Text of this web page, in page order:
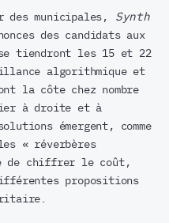
des municipales,
Synth
des candidats aux
tiendront les 15 et 22
algorithmique et
la côte chez nombre
à droite et à
émergent, comme
« réverbères
de chiffrer le coût,
propositions